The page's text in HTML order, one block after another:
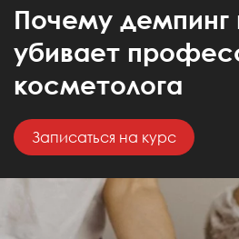
Почему демпинг
убивает
косметолога
Записаться на курс